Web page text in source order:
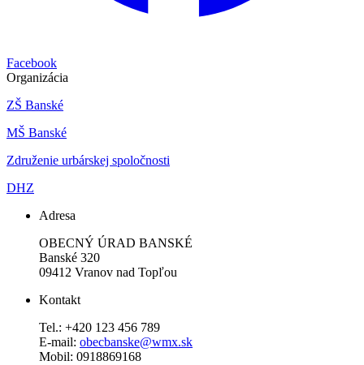
Facebook
Organizácia
ZŠ Banské
MŠ Banské
Združenie urbárskej spoločnosti
DHZ
Adresa
OBECNÝ ÚRAD BANSKÉ
Banské 320
09412 Vranov nad Topľou
Kontakt
Tel.: +420 123 456 789
E-mail: obecbanske@wmx.sk
Mobil: 0918869168